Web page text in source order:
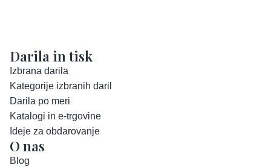
Darila in tisk
Izbrana darila
Kategorije izbranih daril
Darila po meri
Katalogi in e-trgovine
Ideje za obdarovanje
O nas
Blog